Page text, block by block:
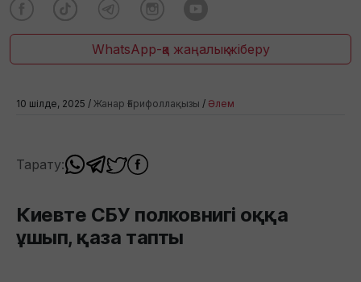
WhatsApp-қа жаңалық жіберу
10 шілде, 2025 / Жанар Ғарифоллақызы / Әлем
Тарату:
Киевте СБУ полковнигі оққа
ұшып, қаза тапты